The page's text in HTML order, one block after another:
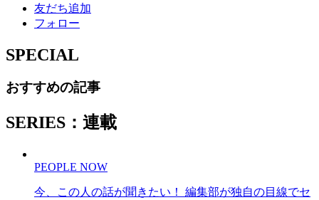
友だち追加
フォロー
SPECIAL
おすすめの記事
SERIES：連載
PEOPLE NOW
今、この人の話が聞きたい！ 編集部が独自の目線でセ